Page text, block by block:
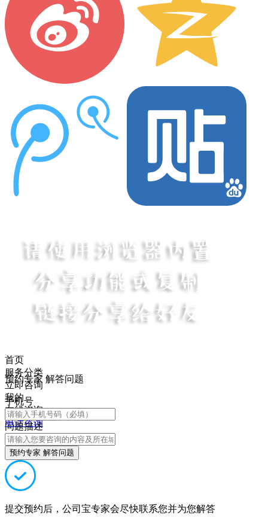
首页
服务分类
立即咨询
我的
在线咨询
电话咨询
预约专家 解答问题
手机号
问题描述
预约专家 解答问题
提交预约后，公司宝专家会尽快联系您并为您解答